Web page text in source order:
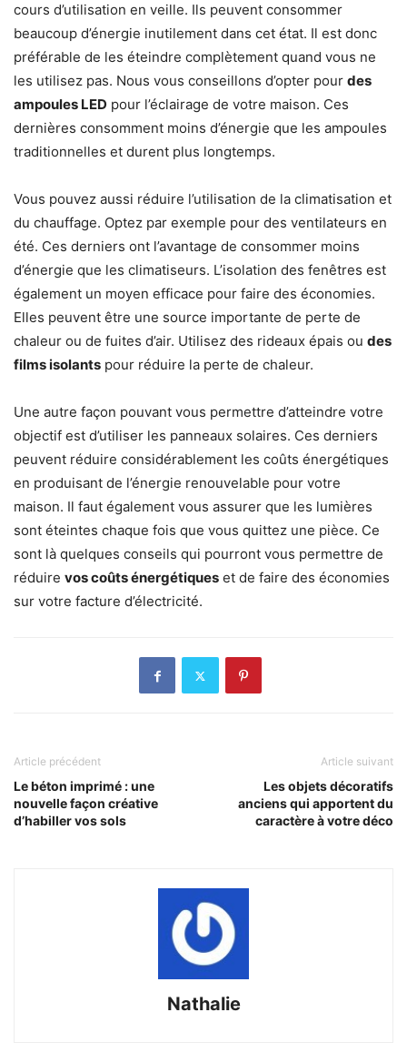
cours d’utilisation en veille. Ils peuvent consommer
beaucoup d’énergie inutilement dans cet état. Il est donc
préférable de les éteindre complètement quand vous ne
les utilisez pas. Nous vous conseillons d’opter pour des
ampoules LED pour l’éclairage de votre maison. Ces
dernières consomment moins d’énergie que les ampoules
traditionnelles et durent plus longtemps.
Vous pouvez aussi réduire l’utilisation de la climatisation et
du chauffage. Optez par exemple pour des ventilateurs en
été. Ces derniers ont l’avantage de consommer moins
d’énergie que les climatiseurs. L’isolation des fenêtres est
également un moyen efficace pour faire des économies.
Elles peuvent être une source importante de perte de
chaleur ou de fuites d’air. Utilisez des rideaux épais ou des
films isolants pour réduire la perte de chaleur.
Une autre façon pouvant vous permettre d’atteindre votre
objectif est d’utiliser les panneaux solaires. Ces derniers
peuvent réduire considérablement les coûts énergétiques
en produisant de l’énergie renouvelable pour votre
maison. Il faut également vous assurer que les lumières
sont éteintes chaque fois que vous quittez une pièce. Ce
sont là quelques conseils qui pourront vous permettre de
réduire vos coûts énergétiques et de faire des économies
sur votre facture d’électricité.
Article précédent
Le béton imprimé : une
nouvelle façon créative
d’habiller vos sols
Article suivant
Les objets décoratifs
anciens qui apportent du
caractère à votre déco
Nathalie